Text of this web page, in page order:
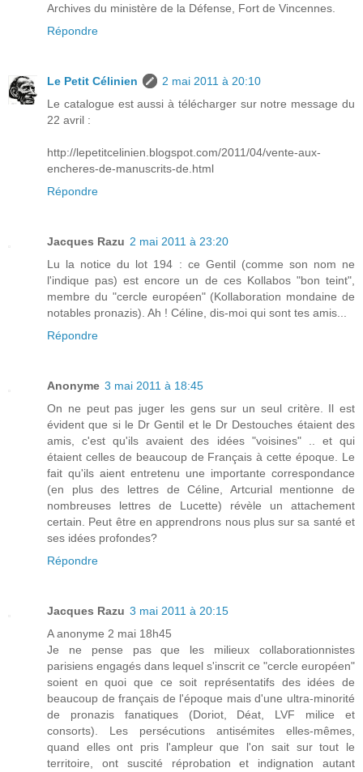
Archives du ministère de la Défense, Fort de Vincennes.
Répondre
Le Petit Célinien
2 mai 2011 à 20:10
Le catalogue est aussi à télécharger sur notre message du
22 avril :
http://lepetitcelinien.blogspot.com/2011/04/vente-aux-
encheres-de-manuscrits-de.html
Répondre
Jacques Razu 2 mai 2011 à 23:20
Lu la notice du lot 194 : ce Gentil (comme son nom ne
l'indique pas) est encore un de ces Kollabos "bon teint",
membre du "cercle européen" (Kollaboration mondaine de
notables pronazis). Ah ! Céline, dis-moi qui sont tes amis...
Répondre
Anonyme 3 mai 2011 à 18:45
On ne peut pas juger les gens sur un seul critère. Il est
évident que si le Dr Gentil et le Dr Destouches étaient des
amis, c'est qu'ils avaient des idées "voisines" .. et qui
étaient celles de beaucoup de Français à cette époque. Le
fait qu'ils aient entretenu une importante correspondance
(en plus des lettres de Céline, Artcurial mentionne de
nombreuses lettres de Lucette) révèle un attachement
certain. Peut être en apprendrons nous plus sur sa santé et
ses idées profondes?
Répondre
Jacques Razu 3 mai 2011 à 20:15
A anonyme 2 mai 18h45
Je ne pense pas que les milieux collaborationnistes
parisiens engagés dans lequel s'inscrit ce "cercle européen"
soient en quoi que ce soit représentatifs des idées de
beaucoup de français de l'époque mais d'une ultra-minorité
de pronazis fanatiques (Doriot, Déat, LVF milice et
consorts). Les persécutions antisémites elles-mêmes,
quand elles ont pris l'ampleur que l'on sait sur tout le
territoire, ont suscité réprobation et indignation autant